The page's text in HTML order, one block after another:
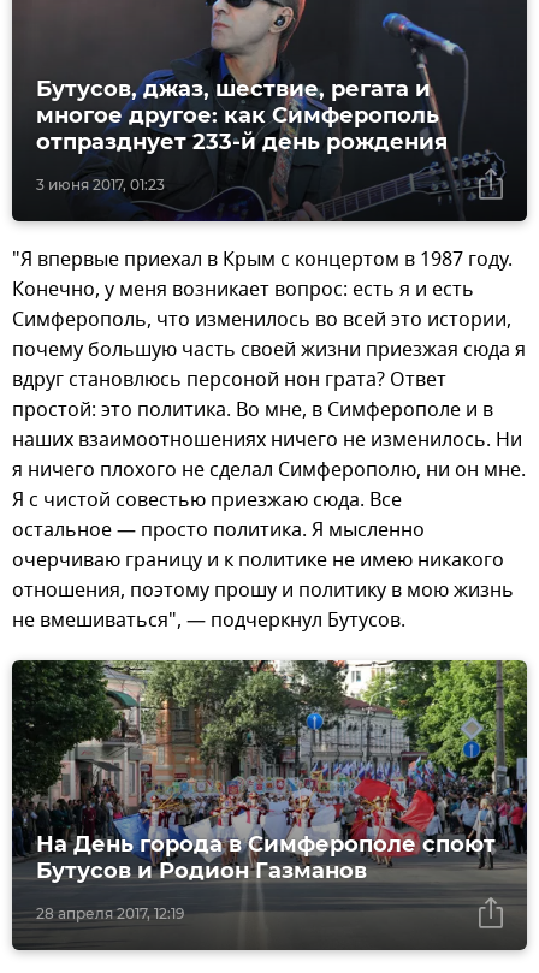
3 июня 2017, 01:23
Бутусов, джаз, шествие, регата и
многое другое: как Симферополь
отпразднует 233-й день рождения
"Я впервые приехал в Крым с концертом в 1987 году.
Конечно, у меня возникает вопрос: есть я и есть
Симферополь, что изменилось во всей это истории,
почему большую часть своей жизни приезжая сюда я
вдруг становлюсь персоной нон грата? Ответ
простой: это политика. Во мне, в Симферополе и в
наших взаимоотношениях ничего не изменилось. Ни
я ничего плохого не сделал Симферополю, ни он мне.
Я с чистой совестью приезжаю сюда. Все
остальное — просто политика. Я мысленно
очерчиваю границу и к политике не имею никакого
отношения, поэтому прошу и политику в мою жизнь
не вмешиваться", — подчеркнул Бутусов.
28 апреля 2017, 12:19
На День города в Симферополе споют
Бутусов и Родион Газманов